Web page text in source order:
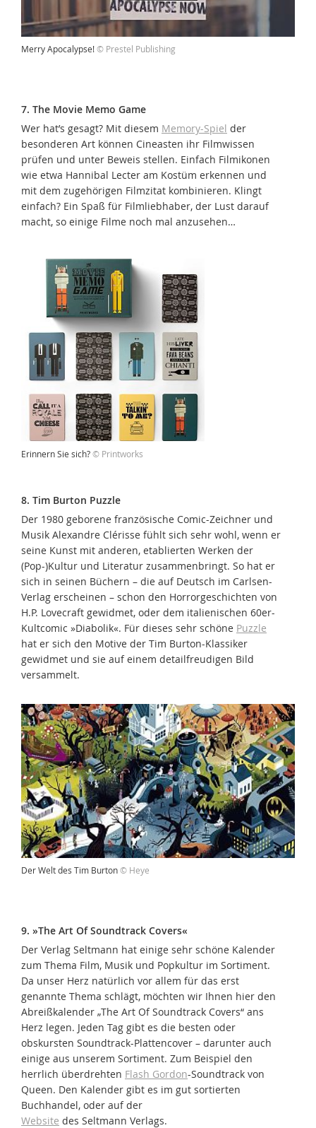
Merry Apocalypse!© Prestel Publishing
7. The Movie Memo Game
Wer hat’s gesagt? Mit diesem Memory-Spiel der
besonderen Art können Cineasten ihr Filmwissen
prüfen und unter Beweis stellen. Einfach Filmikonen
wie etwa Hannibal Lecter am Kostüm erkennen und
mit dem zugehörigen Filmzitat kombinieren. Klingt
einfach? Ein Spaß für Filmliebhaber, der Lust darauf
macht, so einige Filme noch mal anzusehen…
Erinnern Sie sich?© Printworks
8. Tim Burton Puzzle
Der 1980 geborene französische Comic-Zeichner und
Musik Alexandre Clérisse fühlt sich sehr wohl, wenn er
seine Kunst mit anderen, etablierten Werken der
(Pop-)Kultur und Literatur zusammenbringt. So hat er
sich in seinen Büchern – die auf Deutsch im Carlsen-
Verlag erscheinen – schon den Horrorgeschichten von
H.P. Lovecraft gewidmet, oder dem italienischen 60er-
Kultcomic »Diabolik«. Für dieses sehr schöne Puzzle
hat er sich den Motive der Tim Burton-Klassiker
gewidmet und sie auf einem detailfreudigen Bild
versammelt.
Der Welt des Tim Burton© Heye
9. »The Art Of Soundtrack Covers«
Der Verlag Seltmann hat einige sehr schöne Kalender
zum Thema Film, Musik und Popkultur im Sortiment.
Da unser Herz natürlich vor allem für das erst
genannte Thema schlägt, möchten wir Ihnen hier den
Abreißkalender „The Art Of Soundtrack Covers“ ans
Herz legen. Jeden Tag gibt es die besten oder
obskursten Soundtrack-Plattencover – darunter auch
einige aus unserem Sortiment. Zum Beispiel den
herrlich überdrehten Flash Gordon-Soundtrack von
Queen. Den Kalender gibt es im gut sortierten
Buchhandel, oder auf der
Website des Seltmann Verlags.